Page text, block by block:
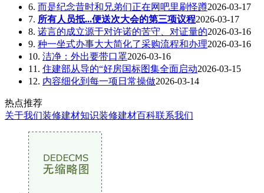
6. 而是纪念昔时和兄弟们正在网吧里刷怪蹲2026-03-17
7. 所有人员抵...便送次大会的第三项议程2026-03-17
8. 诺言的成立源于对许诺的苦守、对证量的2026-03-16
9. 种一坐式办事大大简化了采购流程和办理2026-03-16
10. 洁净：外出要带口罩2026-03-16
11. 住建部从导的“好房国标图集全面启动2026-03-15
12. 内容细化到每一项日常操做2026-03-14
热点推荐
关于我们装修建材知识装修建材百科联系我们